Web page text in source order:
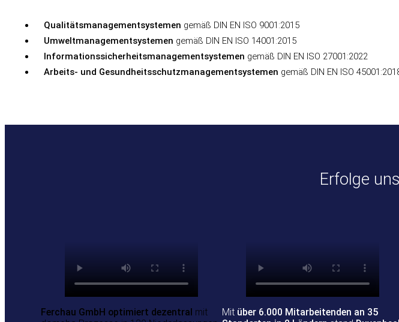
Qualitätsmanagementsystemen gemäß DIN EN ISO 9001:2015
Umweltmanagementsystemen gemäß DIN EN ISO 14001:2015
Informationssicherheitsmanagementsystemen gemäß DIN EN ISO 27001:2022
Arbeits- und Gesundheitsschutzmanagementsystemen gemäß DIN EN ISO
Erfolge
Ferchau GmbH optimiert dezentral mit
Mit über 6.000 Mitarbeitenden an 35